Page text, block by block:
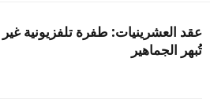
عقد العشرينيات: طفرة تلفزيونية
تُبهر الجماهير